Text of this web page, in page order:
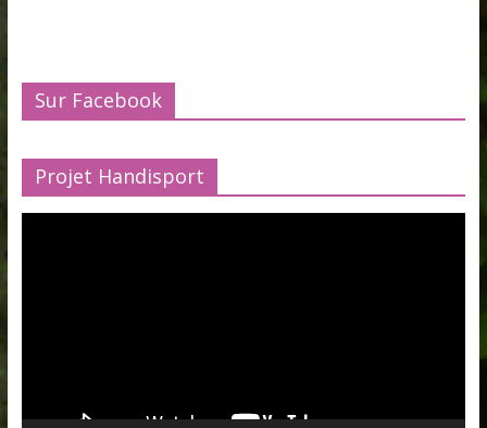
Sur Facebook
Projet Handisport